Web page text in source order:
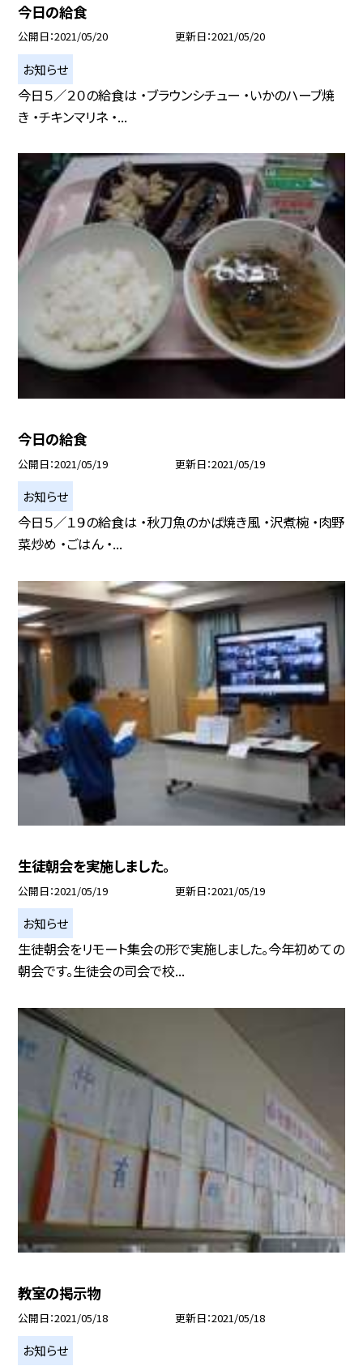
今日の給食
公開日 2021/05/20 更新日 2021/05/20
お知らせ
今日５／２０の給食は ・ブラウンシチュー ・いかのハーブ焼
き ・チキンマリネ ・...
今日の給食
公開日 2021/05/19 更新日 2021/05/19
お知らせ
今日５／１９の給食は ・秋刀魚のかば焼き風 ・沢煮椀 ・肉野
菜炒め ・ごはん ・...
生徒朝会を実施しました。
公開日 2021/05/19 更新日 2021/05/19
お知らせ
生徒朝会をリモート集会の形で実施しました。今年初めての
朝会です。生徒会の司会で校...
教室の掲示物
公開日 2021/05/18 更新日 2021/05/18
お知らせ